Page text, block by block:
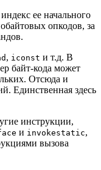
ее начального
опкодов, за
, iconst и т.д. В
байт-кода может
Отсюда и
Единственная здесь
инструкции,
и invokestatic,
вызова